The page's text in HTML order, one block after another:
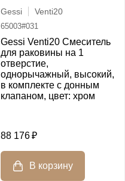
Gessi Venti20
65003#031
Gessi Venti20 Смеситель
для раковины на 1
отверстие,
однорычажный, высокий,
в комплекте с донным
клапаном, цвет: хром
88 176